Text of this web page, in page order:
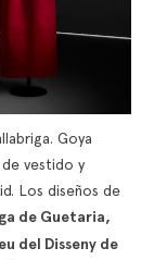
Goya
vestido y
Los diseños de
de Guetaria,
del Disseny de